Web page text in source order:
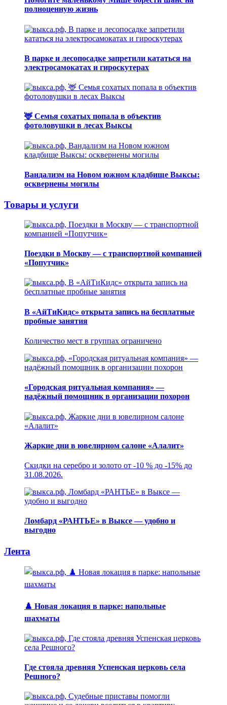
полноценную жизнь
В парке и лесопосадке запретили кататься на
электросамокатах и гироскутерах
🦌 Семья сохатых попала в объектив
фотоловушки в лесах Выксы
Вандализм на Новом южном кладбище Выксы:
осквернены могилы
Товары и услуги
Поездки в Москву — с транспортной компанией
«Попутчик»
В «АйТиКидс» открыта запись на бесплатные
пробные занятия
Количество мест в группах ограничено
«Городская ритуальная компания» —
надёжный помощник в организации похорон
Жаркие дни в ювелирном салоне «Алалит»
Скидки на серебро и золото от -10 % до -15% до
31.08.2026.
Ломбард «РАНТЬЕ» в Выксе — удобно и
выгодно
Лента
♟️ Новая локация в парке: напольные
шахматы
Где стояла древняя Успенская церковь села
Решного?